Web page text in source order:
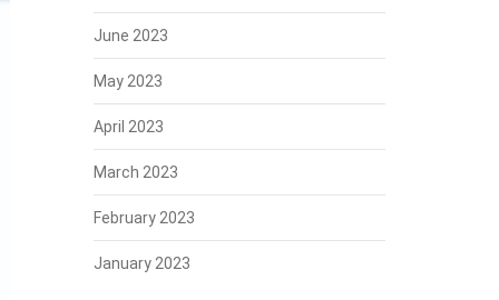
June 2023
May 2023
April 2023
March 2023
February 2023
January 2023